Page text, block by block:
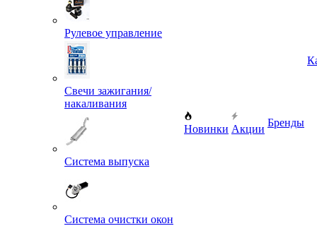
Рулевое управление
Свечи зажигания/
накаливания
Система выпуска
Система очистки окон
Новинки Акции
Бренды